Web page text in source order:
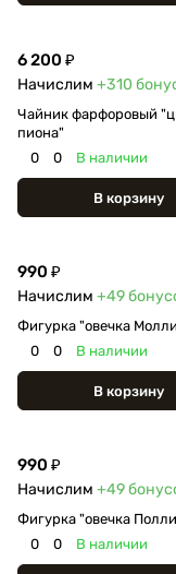
6 200 ₽
Начислим +310
Чайник фарфоровый
пиона"
0
0 В наличии
В корзину
990 ₽
Начислим +49
Фигурка "овечка
0
0 В наличии
В корзину
990 ₽
Начислим +49
Фигурка "овечка
0
0 В наличии